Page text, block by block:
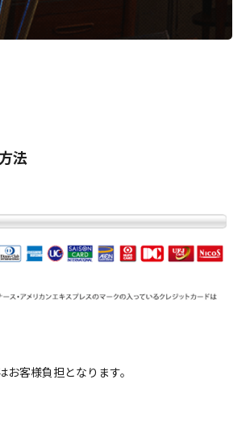
法
客様負担となります。